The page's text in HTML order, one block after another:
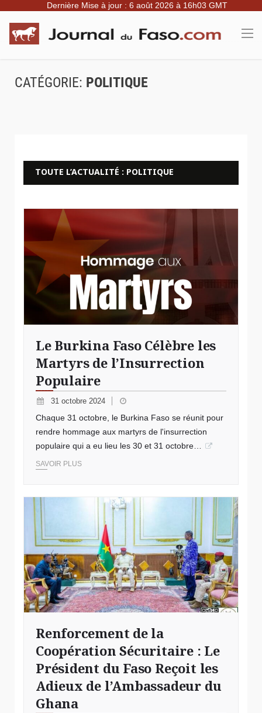
Dernière Mise à jour : 6 août 2026 à 16h03 GMT
CATÉGORIE: POLITIQUE
TOUTE L’ACTUALITÉ : POLITIQUE
Le Burkina Faso Célèbre les
Martyrs de l’Insurrection
Populaire
31 octobre 2024
Chaque 31 octobre, le Burkina Faso se réunit pour
rendre hommage aux martyrs de l'insurrection
populaire qui a eu lieu les 30 et 31 octobre…
SAVOIR PLUS
Renforcement de la
Coopération Sécuritaire : Le
Président du Faso Reçoit les
Adieux de l’Ambassadeur du
Ghana